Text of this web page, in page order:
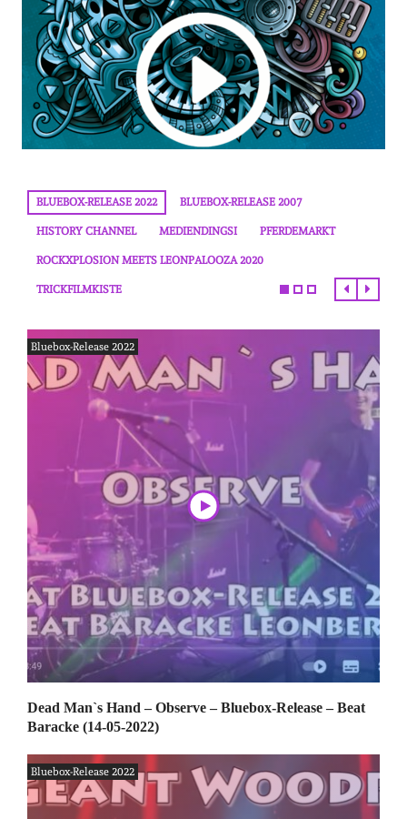
BLUEBOX-RELEASE 2022 BLUEBOX-RELEASE 2007
HISTORY CHANNEL MEDIENDINGSI PFERDEMARKT
ROCKXPLOSION MEETS LEONPALOOZA 2020
TRICKFILMKISTE
Bluebox-Release 2022
Dead Man`s Hand – Observe – Bluebox-Release – Beat
Baracke (14-05-2022)
Bluebox-Release 2022